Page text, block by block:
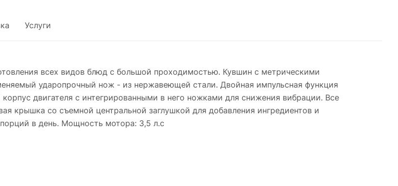
Услуги
всех видов блюд с большой проходимостью. Кувшин с метрическими
ударопрочный нож - из нержавеющей стали. Двойная импульсная функция
двигателя с интегрированными в него ножками для снижения вибрации. Все
крышка со съемной центральной заглушкой для добавления ингредиентов и
в день. Мощность мотора: 3,5 л.с